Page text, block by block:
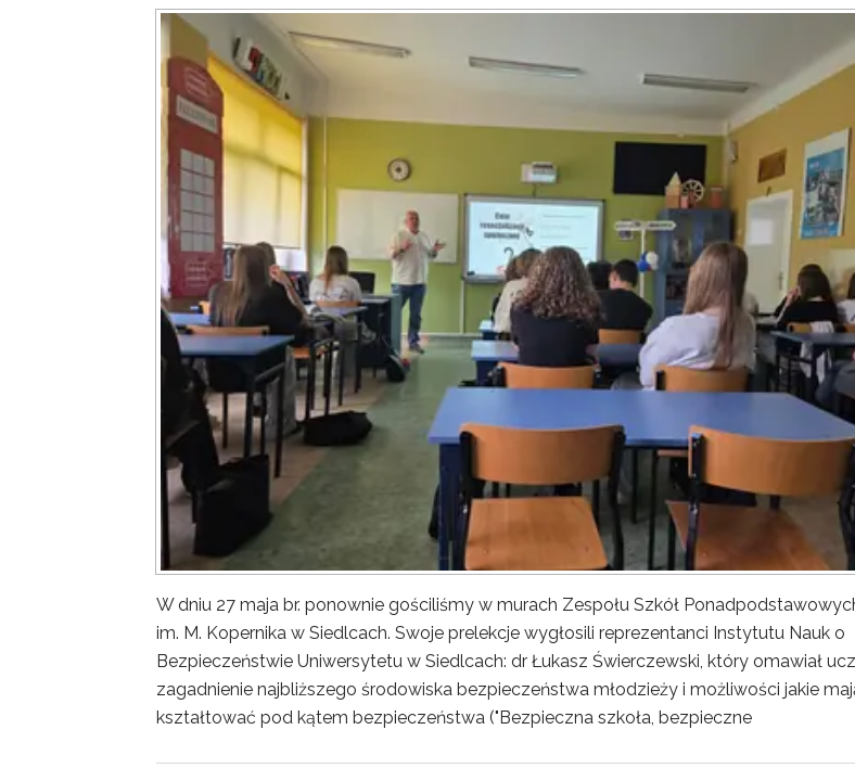
W dniu 27 maja br. ponownie gościliśmy w murach Zespołu Szkół
im. M. Kopernika w Siedlcach. Swoje prelekcje wygłosili reprezentanci Instytutu Nauk o
Bezpieczeństwie Uniwersytetu w Siedlcach: dr Łukasz Świerczewski, który omawiał
zagadnienie najbliższego środowiska bezpieczeństwa młodzieży i możliwości jakie
kształtować pod kątem bezpieczeństwa ("Bezpieczna szkoła, bezpieczne